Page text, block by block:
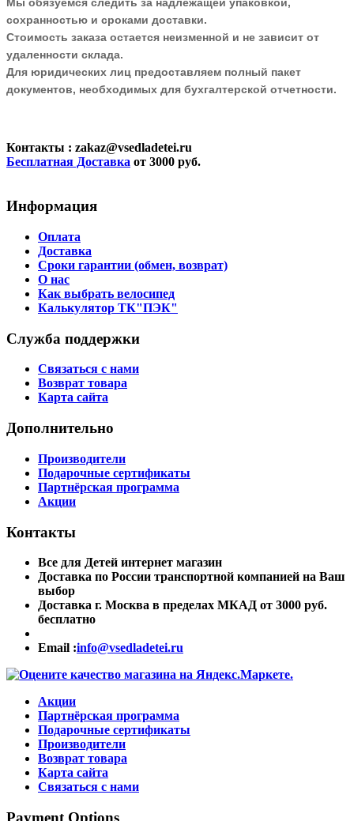
сохранностью и сроками доставки.
Стоимость заказа остается неизменной и не зависит от
удаленности склада.
Для юридических лиц предоставляем полный пакет
документов, необходимых для бухгалтерской отчетности.
Контакты : zakaz@vsedladetei.ru
Бесплатная Доставка от 3000 руб.
Информация
Оплата
Доставка
Сроки гарантии (обмен, возврат)
О нас
Как выбрать велосипед
Калькулятор ТК"ПЭК"
Служба поддержки
Связаться с нами
Возврат товара
Карта сайта
Дополнительно
Производители
Подарочные сертификаты
Партнёрская программа
Акции
Контакты
Все для Детей интернет магазин
Доставка по России транспортной компанией на Ваш
выбор
Доставка г. Москва в пределах МКАД от 3000 руб.
бесплатно
Email :info@vsedladetei.ru
Акции
Партнёрская программа
Подарочные сертификаты
Производители
Возврат товара
Карта сайта
Связаться с нами
Payment Options